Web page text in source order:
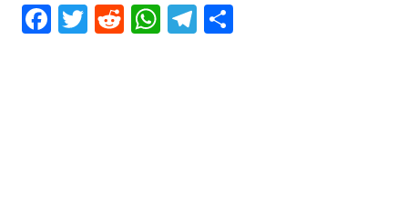
Facebook
Twitter
RedditWhatsApp
Telegram